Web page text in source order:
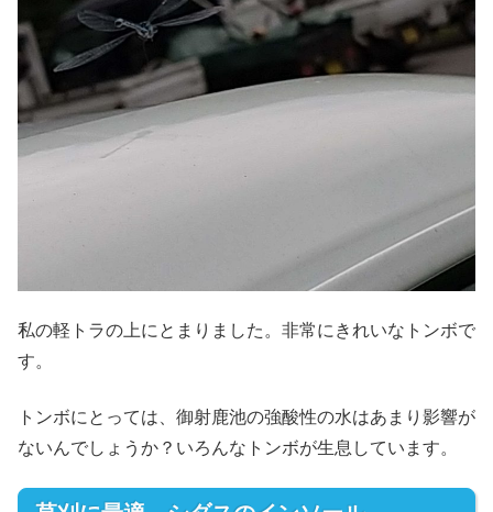
私の軽トラの上にとまりました。非常にきれいなトンボで
す。
トンボにとっては、御射鹿池の強酸性の水はあまり影響が
ないんでしょうか？いろんなトンボが生息しています。